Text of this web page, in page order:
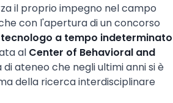
il proprio impegno nel campo
con l'apertura di un concorso
a tempo indeterminato
al Center of Behavioral and
ateneo che negli ultimi anni si è
della ricerca interdisciplinare